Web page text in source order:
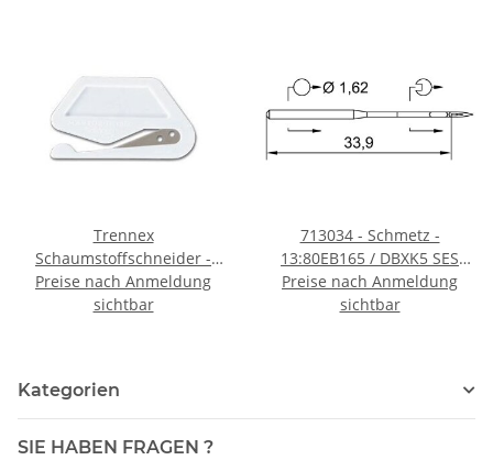
Trennex
Schaumstoffschneider -
Auslaufartikel - Restbestand
Preise nach Anmeldung
sichtbar
713034 - Schmetz -
13:80EB165 / DBXK5 SES
Nadeldicke: 65 / Preis pro
Karte á 10 Nadeln
Preise nach Anmeldung
sichtbar
Kategorien
SIE HABEN FRAGEN ?